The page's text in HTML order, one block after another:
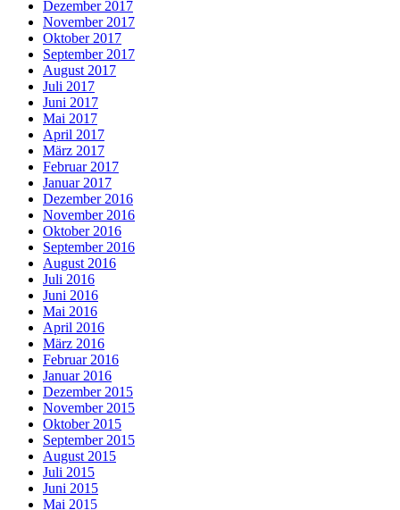
Dezember 2017
November 2017
Oktober 2017
September 2017
August 2017
Juli 2017
Juni 2017
Mai 2017
April 2017
März 2017
Februar 2017
Januar 2017
Dezember 2016
November 2016
Oktober 2016
September 2016
August 2016
Juli 2016
Juni 2016
Mai 2016
April 2016
März 2016
Februar 2016
Januar 2016
Dezember 2015
November 2015
Oktober 2015
September 2015
August 2015
Juli 2015
Juni 2015
Mai 2015